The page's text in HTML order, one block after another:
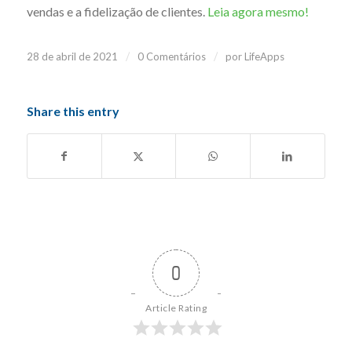
vendas e a fidelização de clientes. Leia agora mesmo!
28 de abril de 2021 / 0 Comentários / por LifeApps
Share this entry
0
Article Rating